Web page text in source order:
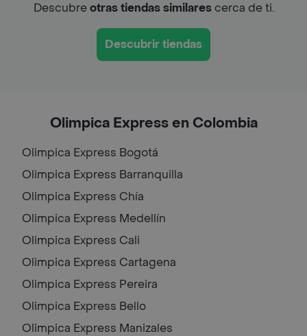
Descubreotras tiendas similarescerca de ti.
Descubrir tiendas
Olimpica Express en Colombia
Olimpica Express Bogotá
Olimpica Express Barranquilla
Olimpica Express Chía
Olimpica Express Medellín
Olimpica Express Cali
Olimpica Express Cartagena
Olimpica Express Pereira
Olimpica Express Bello
Olimpica Express Manizales